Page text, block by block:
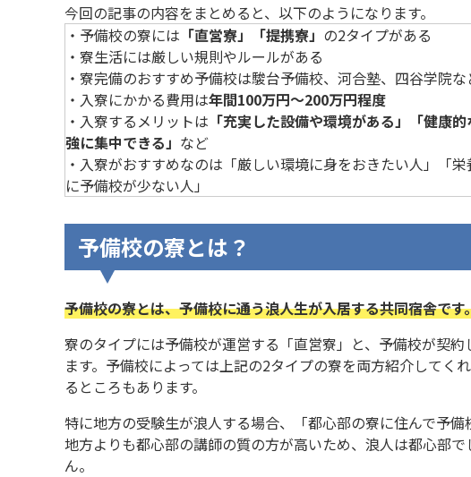
今回の記事の内容をまとめると、以下のようになります。
・予備校の寮には 「直営寮」「提携寮」 の2タイプがある
・寮生活には厳しい規則やルールがある
・寮完備のおすすめ予備校は駿台予備校、河合塾、四谷学院な
・入寮にかかる費用は年間100万円～200万円程度
・入寮するメリットは 「充実した設備や環境がある」「健康
強に集中できる」 など
・入寮がおすすめなのは「厳しい環境に身をおきたい人」「
に予備校が少ない人」
予備校の寮とは？
予備校の寮とは、予備校に通う浪人生が入居する共同宿舎です
寮のタイプには予備校が運営する「直営寮」と、予備校が契
ます。予備校によっては上記の2タイプの寮を両方紹介してく
るところもあります。
特に地方の受験生が浪人する場合、「都心部の寮に住んで予
地方よりも都心部の講師の質の方が高いため、浪人は都心部
ん。